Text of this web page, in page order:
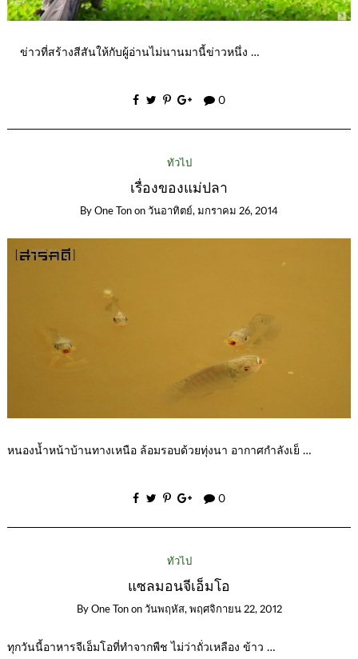
ข่าวที่สร้างสีสันให้กับผู้อ่านไม่นานมานี้ข่าวหนึ่ง …
0
ทั่วไป
เรื่องของแม่ปลา
By One Ton on วันอาทิตย์, มกราคม 26, 2014
หนองน้ำหน้าบ้านทางเหนือ ล้อมรอบด้วยทุ่งนา อากาศกำลังเย็ …
0
ทั่วไป
แซลมอนจีเอ็มโอ
By One Ton on วันพฤหัส, พฤศจิกายน 22, 2012
ทุกวันนี้อาหารจีเอ็มโอที่ทำจากพืช ไม่ว่าถั่วเหลือง ข้าว …